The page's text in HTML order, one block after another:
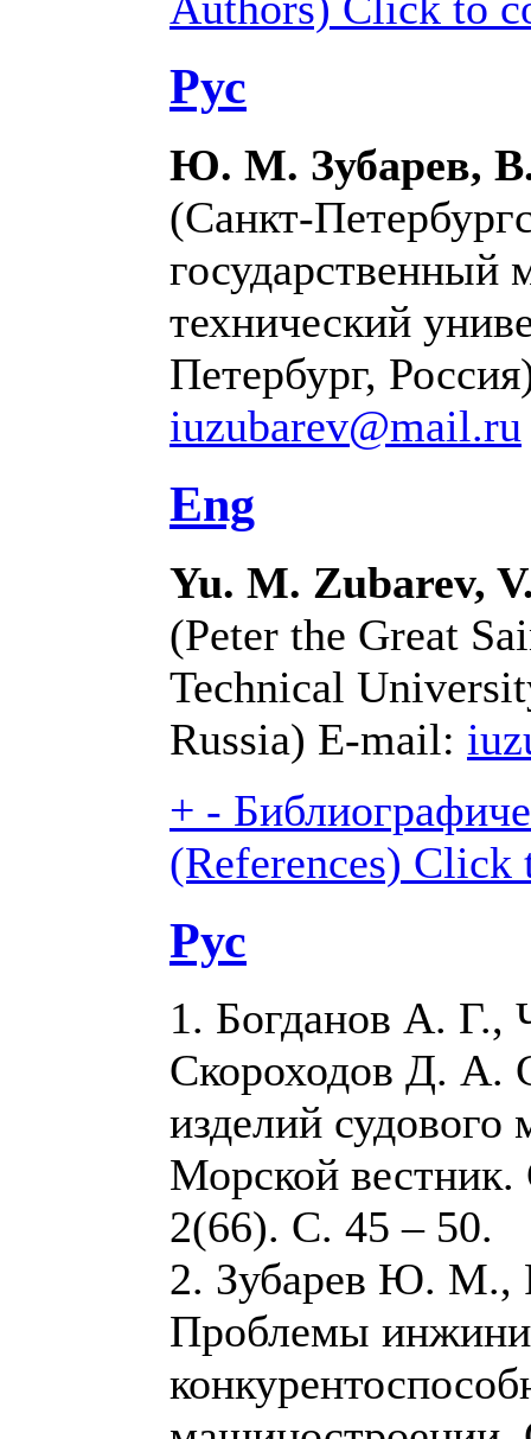
Рус
Ю. М. Зубарев,
(Санкт-
государственный
технический
Петербург,
iuzubarev@mail.ru
Eng
Yu. M. Zubarev,
(Peter the Great
Technical
Russia) E-mail:
+ -
(References) Click
Рус
1. Богданов А. Г.,
Скороходов Д. А.
изделий
Морской
2(66). С. 45 – 50.
2. Зубарев Ю. М.,
Проблемы